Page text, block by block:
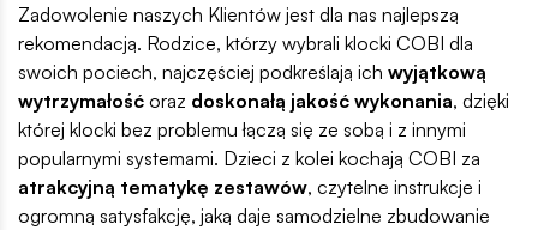
Zadowolenie naszych Klientów jest dla nas najlepszą
rekomendacją. Rodzice, którzy wybrali klocki COBI dla
swoich pociech, najczęściej podkreślają ich wyjątkową
wytrzymałość oraz doskonałą jakość wykonania, dzięki
której klocki bez problemu łączą się ze sobą i z innymi
popularnymi systemami. Dzieci z kolei kochają COBI za
atrakcyjną tematykę zestawów, czytelne instrukcje i
ogromną satysfakcję, jaką daje samodzielne zbudowanie